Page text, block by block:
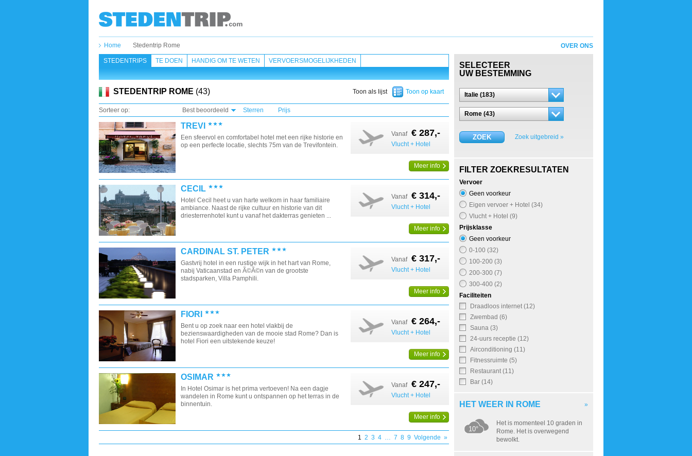
Home Stedentrip Rome
STEDENTRIPS TE DOEN HANDIG OM TE WETEN VERVOERSMOGELIJKHEDEN
STEDENTRIP ROME (43)
Sorteer op: Best beoordeeld Sterren Prijs
TREVI
Een sfeervol en comfortabel hotel met een rijke historie en
op een perfecte locatie, slechts 75m van de Trevifontein.
Vanaf € 287,-
Vlucht + Hotel
Meer info
CECIL
Hotel Cecil heet u van harte welkom in haar familiaire
ambiance. Naast de rijke cultuur en historie van dit
driesterrenhotel kunt u vanaf het dakterras genieten ...
Vanaf € 314,-
Vlucht + Hotel
Meer info
CARDINAL ST. PETER
Gastvrij hotel in een rustige wijk in het hart van Rome,
nabij Vaticaanstad en Ã©Ã©n van de grootste
stadsparken, Villa Pamphili.
Vanaf € 317,-
Vlucht + Hotel
Meer info
FIORI
Bent u op zoek naar een hotel vlakbij de
bezienswaardigheden van de mooie stad Rome? Dan is
hotel Fiori een uitstekende keuze!
Vanaf € 264,-
Vlucht + Hotel
Meer info
OSIMAR
In Hotel Osimar is het prima vertoeven! Na een dagje
wandelen in Rome kunt u ontspannen op het terras in de
binnentuin.
Vanaf € 247,-
Vlucht + Hotel
Meer info
1 2 3 4 … 7 8 9 Volgende »
Toon op kaart
Toon als lijst
OVER ONS
SELECTEER
UW BESTEMMING
Italie (183)
Rome (43)
ZOEK Zoek uitgebreid »
FILTER ZOEKRESULTATEN
Vervoer
Geen voorkeur
Eigen vervoer + Hotel (34)
Vlucht + Hotel (9)
Prijsklasse
Geen voorkeur
0-100 (32)
100-200 (3)
200-300 (7)
300-400 (2)
Faciliteiten
Draadloos internet (12)
Zwembad (6)
Sauna (3)
24-uurs receptie (12)
Airconditioning (11)
Fitnessruimte (5)
Restaurant (11)
Bar (14)
HET WEER IN ROME »
10°
Het is momenteel 10 graden in
Rome. Het is overwegend
bewolkt.